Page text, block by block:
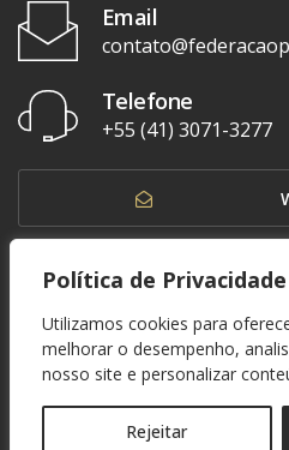
Política de Privacidade
Utilizamos cookies para
melhorar o desempenho,
nosso site e personalizar
Rejeitar
Email
Telefone
+55 (41) 3071-3277
© 1937 - 2026. Federação Paranaense de